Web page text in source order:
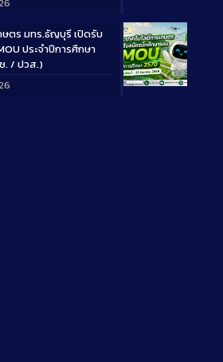
Long
ษตร มทร.ธัญบุรี เปิดรับ
ประจำปีการศึกษา
. / ปวส.)